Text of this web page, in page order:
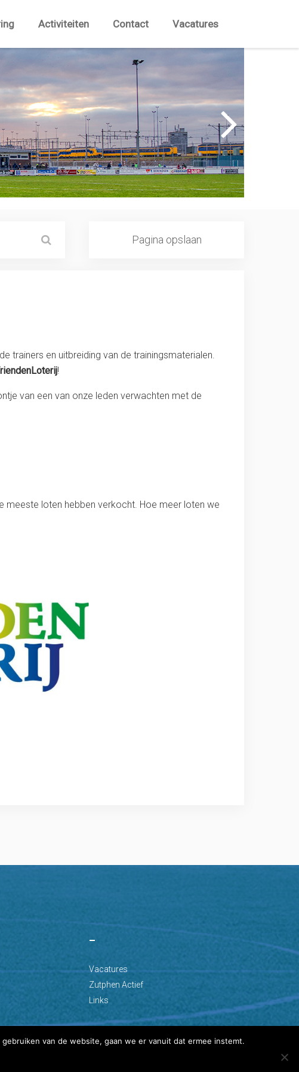
Activiteiten Contact Vacatures
Pagina opslaan
trainers en uitbreiding van de trainingsmaterialen.
!
van een van onze leden verwachten met de
meeste loten hebben verkocht. Hoe meer loten we
–
Vacatures
Zutphen Actief
Links
van de website, gaan we er vanuit dat ermee instemt.